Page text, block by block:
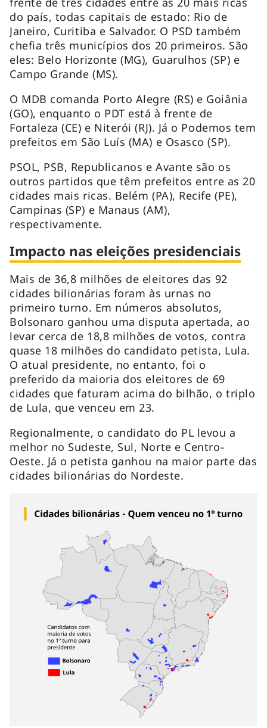
do país, todas capitais de estado: Rio de
Janeiro, Curitiba e Salvador. O PSD também
chefia três municípios dos 20 primeiros. São
eles: Belo Horizonte (MG), Guarulhos (SP) e
Campo Grande (MS).
O MDB comanda Porto Alegre (RS) e Goiânia
(GO), enquanto o PDT está à frente de
Fortaleza (CE) e Niterói (RJ). Já o Podemos tem
prefeitos em São Luís (MA) e Osasco (SP).
PSOL, PSB, Republicanos e Avante são os
outros partidos que têm prefeitos entre as 20
cidades mais ricas. Belém (PA), Recife (PE),
Campinas (SP) e Manaus (AM),
respectivamente.
Impacto nas eleições presidenciais
Mais de 36,8 milhões de eleitores das 92
cidades bilionárias foram às urnas no
primeiro turno. Em números absolutos,
Bolsonaro ganhou uma disputa apertada, ao
levar cerca de 18,8 milhões de votos, contra
quase 18 milhões do candidato petista, Lula.
O atual presidente, no entanto, foi o
preferido da maioria dos eleitores de 69
cidades que faturam acima do bilhão, o triplo
de Lula, que venceu em 23.
Regionalmente, o candidato do PL levou a
melhor no Sudeste, Sul, Norte e Centro-
Oeste. Já o petista ganhou na maior parte das
cidades bilionárias do Nordeste.